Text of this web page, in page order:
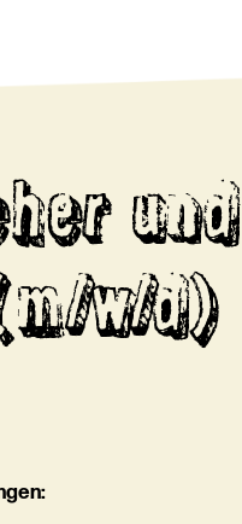
und
w/d)